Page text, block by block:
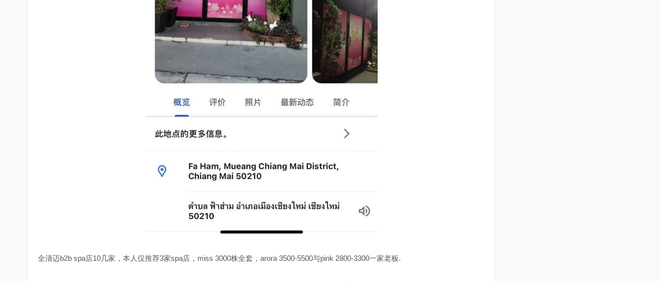
全清迈b2b spa店10几家，本人仅推荐3家spa店，miss 3000株全套，arora 3500-5500与pink 2800-3300一家老板.